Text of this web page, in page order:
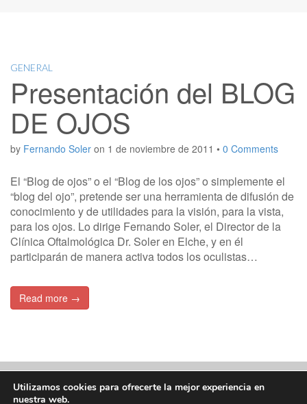
GENERAL
Presentación del BLOG
DE OJOS
by Fernando Soler on 1 de noviembre de 2011 • 0 Comments
El “Blog de ojos” o el “Blog de los ojos” o simplemente el
“blog del ojo”, pretende ser una herramienta de difusión de
conocimiento y de utilidades para la visión, para la vista,
para los ojos. Lo dirige Fernando Soler, el Director de la
Clínica Oftalmológica Dr. Soler en Elche, y en él
participarán de manera activa todos los oculistas…
Read more →
Posts
Utilizamos cookies para ofrecerte la mejor experiencia en
nuestra web.